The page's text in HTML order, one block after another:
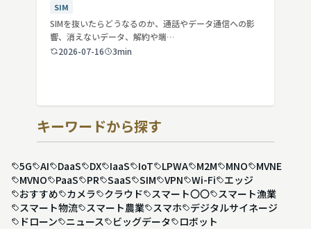
SIM
SIMを抜いたらどうなるのか、通話やデータ通信への影
響、消えないデータ、解約や端…
2026-07-16
3min
キーワードから探す
5G AI DaaS DX IaaS IoT LPWA M2M MNO
MVNE
MVNO
PaaS PR SaaS SIM VPN Wi-Fi
エッジ
おすすめ
カメラ クラウド スマート〇〇
スマート漁業
スマート物流
スマート農業 スマホ
デジタルサイネージ
ドローン
ニュース ビッグデータ ロボット